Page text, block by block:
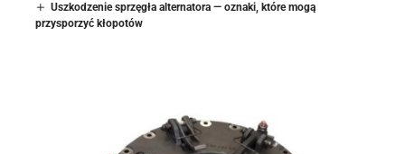
Uszkodzenie sprzęgła alternatora — oznaki, które mogą
przysporzyć kłopotów